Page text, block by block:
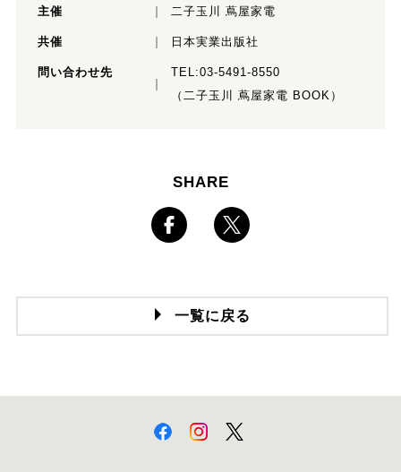
主催 二子玉川 蔦屋家電
共催 日本実業出版社
問い合わせ先 TEL:03-5491-8550
（二子玉川 蔦屋家電 BOOK）
SHARE
一覧に戻る